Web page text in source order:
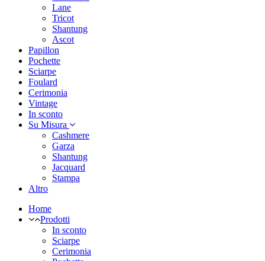
Lane
Tricot
Shantung
Ascot
Papillon
Pochette
Sciarpe
Foulard
Cerimonia
Vintage
In sconto
Su Misura
Cashmere
Garza
Shantung
Jacquard
Stampa
Altro
Home
Prodotti
In sconto
Sciarpe
Cerimonia